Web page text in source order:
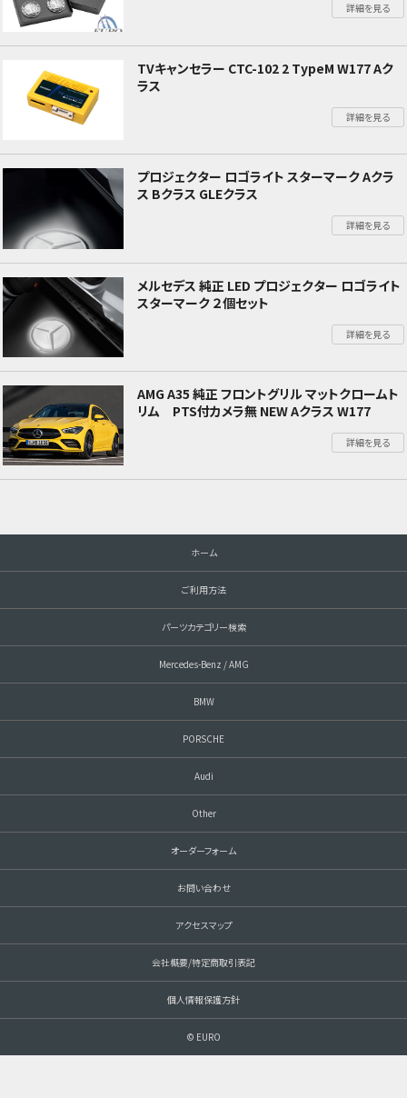
詳細を見る
TVキャンセラー CTC-102 2 TypeM W177 Aク
ラス
詳細を見る
プロジェクター ロゴライト スターマーク Aクラ
ス Bクラス GLEクラス
詳細を見る
メルセデス 純正 LED プロジェクター ロゴライト
スターマーク ２個セット
詳細を見る
AMG A35 純正 フロントグリル マットクロームト
リム PTS付カメラ無 NEW Aクラス W177
詳細を見る
ホーム
ご利用方法
パーツカテゴリー検索
Mercedes-Benz / AMG
BMW
PORSCHE
Audi
Other
オーダーフォーム
お問い合わせ
アクセスマップ
会社概要/特定商取引表記
個人情報保護方針
© EURO